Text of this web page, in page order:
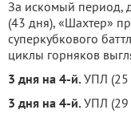
За искомый период,
(43 дня), «Шахтер»
суперкубкового
циклы горняков
3 дня на 4-й. УПЛ (25
3 дня на 4-й. УПЛ (29